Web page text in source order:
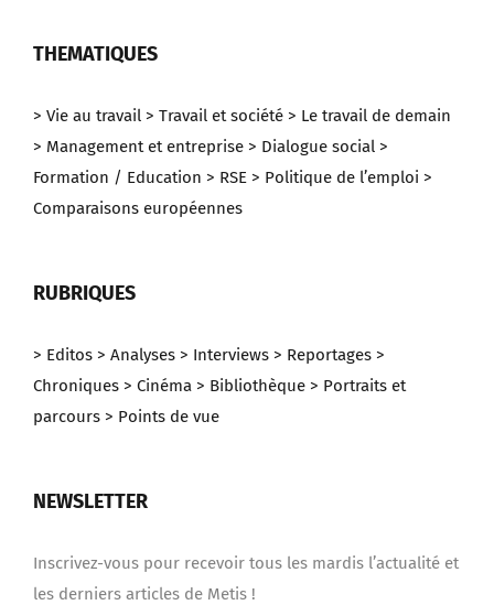
THEMATIQUES
> Vie au travail > Travail et société > Le travail de demain
> Management et entreprise > Dialogue social >
Formation / Education > RSE > Politique de l’emploi >
Comparaisons européennes
RUBRIQUES
> Editos > Analyses > Interviews > Reportages >
Chroniques > Cinéma > Bibliothèque > Portraits et
parcours > Points de vue
NEWSLETTER
Inscrivez-vous pour recevoir tous les mardis l’actualité et
les derniers articles de Metis !